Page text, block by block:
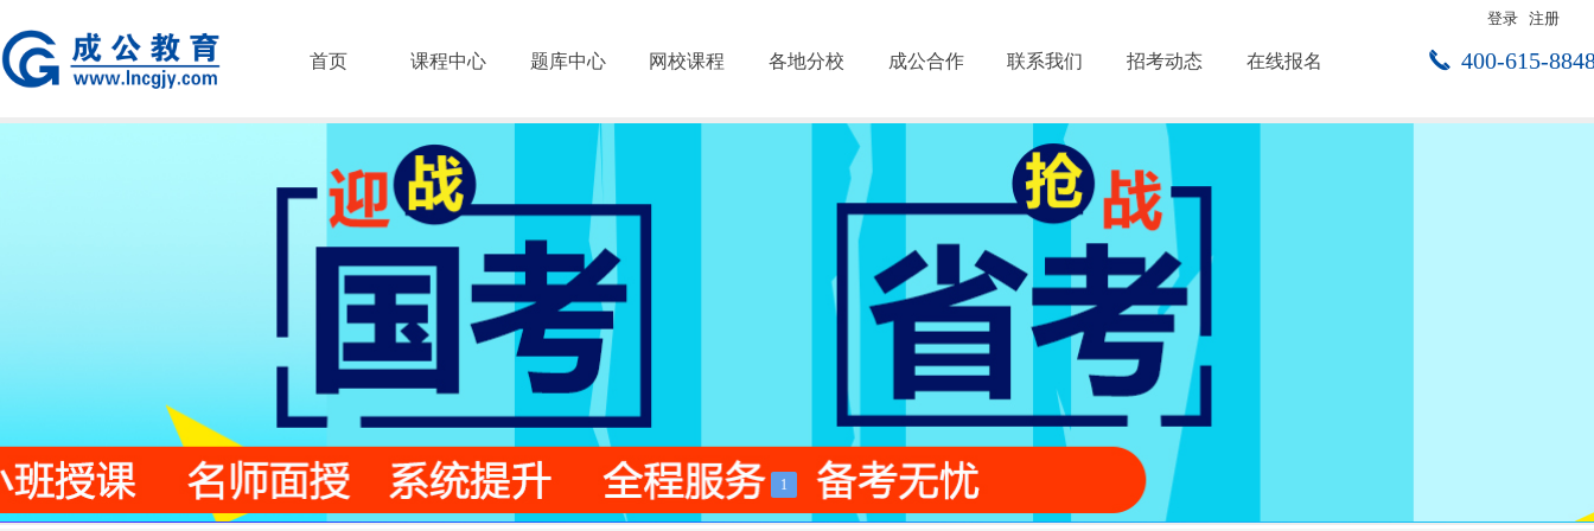
1
首页 课程中心 题库中心 网校课程 各地分校 成公合作 联系我们 招考动态 在线报名
登录 注册
끅 400-615-